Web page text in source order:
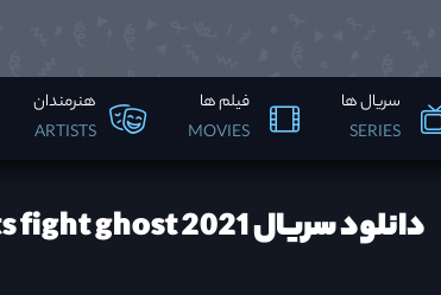
سریال ها
SERIES
فیلم ها
MOVIES
هنرمندان
ARTISTS
دانلود سریال lets fight ghost 2021 ها